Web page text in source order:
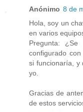
Anónimo 8 de
Hola, soy un
en varios
Pregunta:
configurado
si funcionaría, y
yo.
Gracias de
de estos